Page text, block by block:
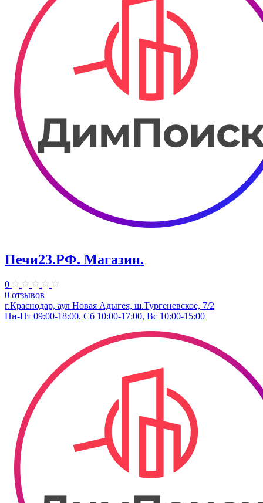
Печи23.РФ. Магазин.
0
0 отзывов
г.Краснодар, аул Новая Адыгея, ш.Тургеневское, 7/2
Пн-Пт 09:00-18:00, Сб 10:00-17:00, Вс 10:00-15:00